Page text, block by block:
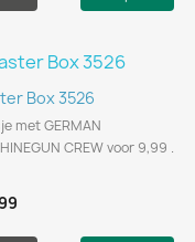
Box 3526
met GERMAN
CREW voor 9,99 .